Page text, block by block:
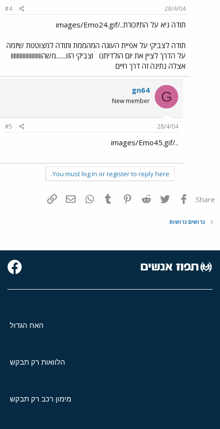
28/4/04
#4
תודה גיא על התיזכורת../images/Emo24.gif
תודה לצביקי על אפיית העוגה המהממת ותודה למצוטטת שיזמה
על הדרך לציין את יום הולדיתנו
וצביקי הזו.......משהווווווווווווווווווווו
אצלה נתינה זה דרך חיים
G
gn64
New member
28/4/04
#5
../images/Emo45.gif
You must log in or register to reply here.
Share: פייסבוק Twitter
Reddit
Pinterest
Tumblr
WhatsAppדואר אלקטרוני
גרושים גרושות
האח הגדול
הלוואות רק תבקש
מימון רכב רק תבקש